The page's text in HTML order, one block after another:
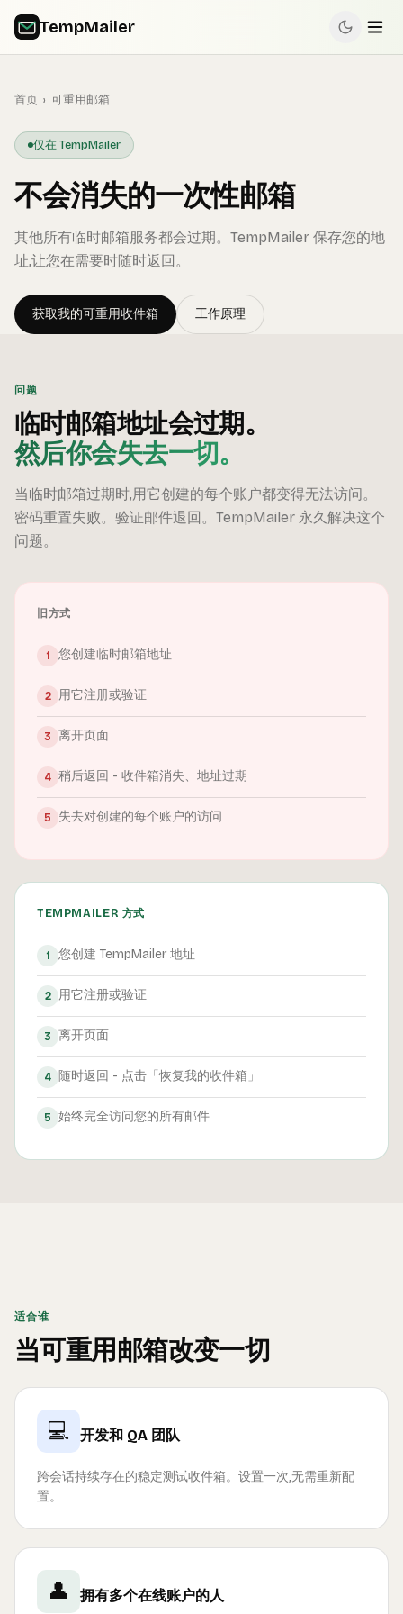
TempMailer
首页 › 可重用邮箱
仅在 TempMailer
不会消失的一次性邮箱
其他所有临时邮箱服务都会过期。TempMailer 保存您的地
址,让您在需要时随时返回。
获取我的可重用收件箱 工作原理
问题
临时邮箱地址会过期。
然后你会失去一切。
当临时邮箱过期时,用它创建的每个账户都变得无法访问。
密码重置失败。验证邮件退回。TempMailer 永久解决这个
问题。
旧方式
1 您创建临时邮箱地址
2 用它注册或验证
3 离开页面
4 稍后返回 - 收件箱消失、地址过期
5 失去对创建的每个账户的访问
TEMPMAILER 方式
1 您创建 TempMailer 地址
2 用它注册或验证
3 离开页面
4 随时返回 - 点击「恢复我的收件箱」
5 始终完全访问您的所有邮件
适合谁
当可重用邮箱改变一切
💻 开发和 QA 团队
跨会话持续存在的稳定测试收件箱。设置一次,无需重新配
置。
👤 拥有多个在线账户的人